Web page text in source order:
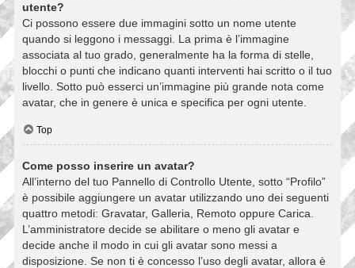
utente?
Ci possono essere due immagini sotto un nome utente
quando si leggono i messaggi. La prima è l’immagine
associata al tuo grado, generalmente ha la forma di stelle,
blocchi o punti che indicano quanti interventi hai scritto o il tuo
livello. Sotto può esserci un’immagine più grande nota come
avatar, che in genere è unica e specifica per ogni utente.
Top
Come posso inserire un avatar?
All’interno del tuo Pannello di Controllo Utente, sotto “Profilo”
è possibile aggiungere un avatar utilizzando uno dei seguenti
quattro metodi: Gravatar, Galleria, Remoto oppure Carica.
L’amministratore decide se abilitare o meno gli avatar e
decide anche il modo in cui gli avatar sono messi a
disposizione. Se non ti è concesso l’uso degli avatar, allora è